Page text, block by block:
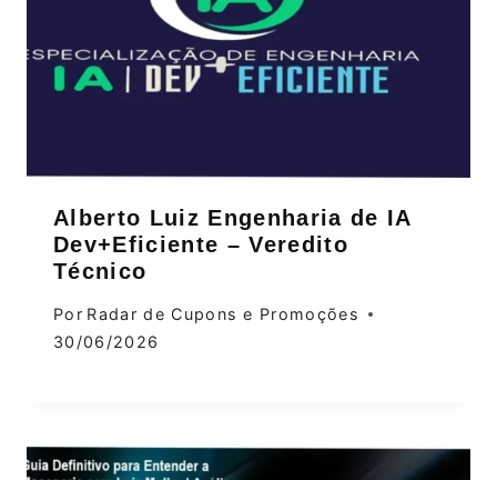
Alberto Luiz Engenharia de IA
Dev+Eficiente – Veredito
Técnico
Por Radar de Cupons e Promoções
30/06/2026